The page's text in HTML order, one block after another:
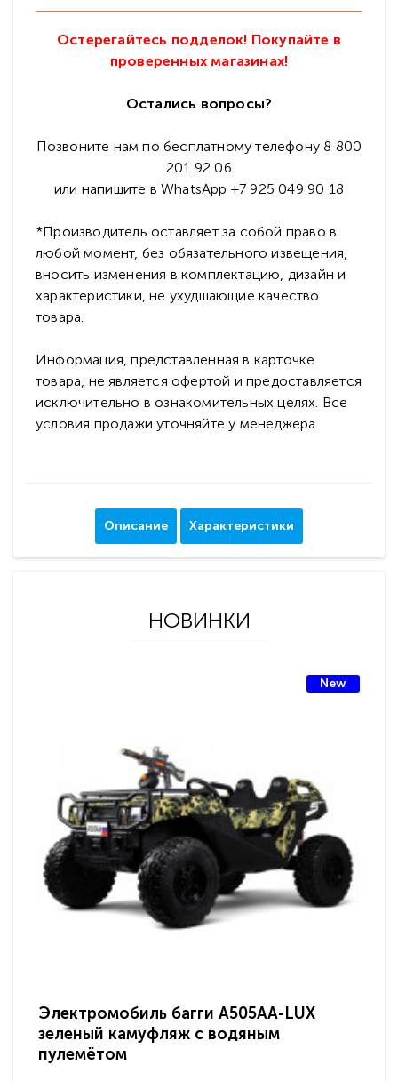
Остерегайтесь подделок! Покупайте в
проверенных магазинах!
Остались вопросы?
Позвоните нам по бесплатному телефону 8 800
201 92 06
или напишите в WhatsApp +7 925 049 90 18
*Производитель оставляет за собой право в
любой момент, без обязательного извещения,
вносить изменения в комплектацию, дизайн и
характеристики, не ухудшающие качество
товара.
Информация, представленная в карточке
товара, не является офертой и предоставляется
исключительно в ознакомительных целях. Все
условия продажи уточняйте у менеджера.
Описание Характеристики
НОВИНКИ
New
Электромобиль багги A505AA-LUX
зеленый камуфляж с водяным
пулемётом